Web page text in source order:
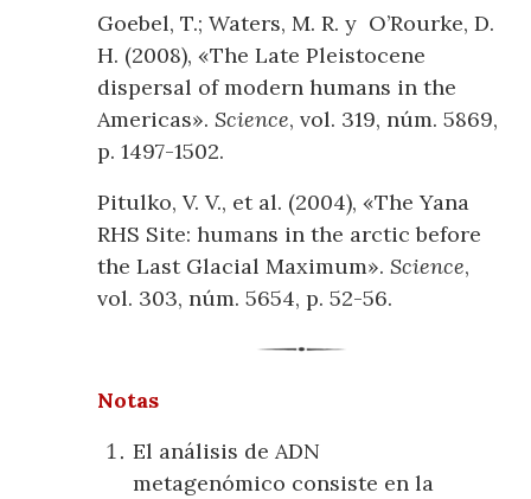
Goebel, T.; Waters, M. R. y O’Rourke, D.
H. (2008), «The Late Pleistocene
dispersal of modern humans in the
Americas».Science, vol. 319, núm. 5869,
p. 1497-1502.
Pitulko, V. V., et al. (2004), «The Yana
RHS Site: humans in the arctic before
the Last Glacial Maximum».Science,
vol. 303, núm. 5654, p. 52-56.
Notas
El análisis de ADN
metagenómico consiste en la